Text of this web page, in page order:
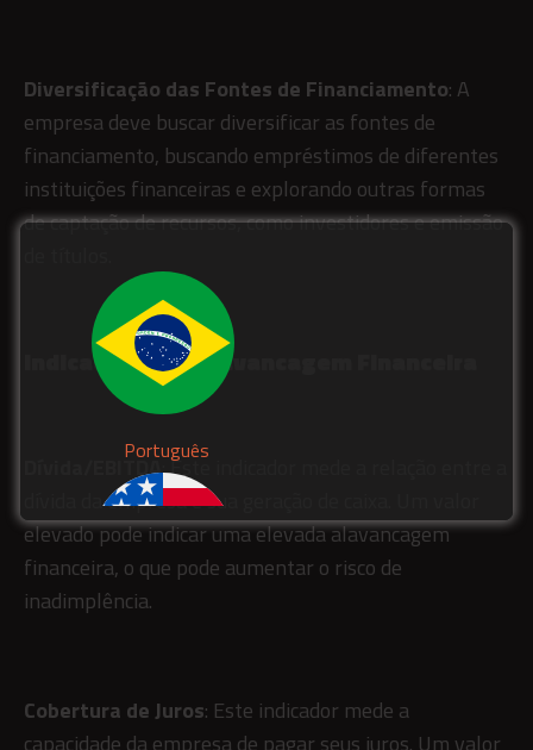
Diversificação das Fontes de Financiamento: A
empresa deve buscar diversificar as fontes de
financiamento, buscando empréstimos de diferentes
instituições financeiras e explorando outras formas
de captação de recursos, como investidores e emissão
Indicadores de Alavancagem Financeira
Dívida/EBITDA: Este indicador mede a relação entre a
dívida da empresa e sua geração de caixa. Um valor
elevado pode indicar uma elevada alavancagem
financeira, o que pode aumentar o risco de
inadimplência.
Cobertura de Juros: Este indicador mede a
capacidade da empresa de pagar seus juros. Um valor
Português